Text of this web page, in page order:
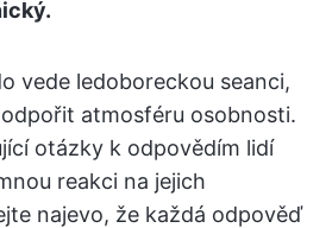
vede ledoboreckou seanci,
atmosféru osobnosti.
otázky k odpovědím lidí
reakci na jejich
najevo, že každá odpověď